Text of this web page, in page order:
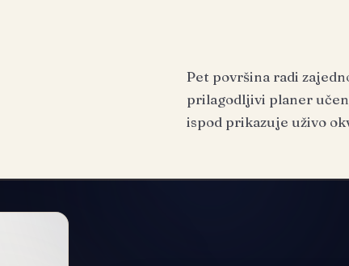
Pet površina radi
prilagodljivi planer
ispod prikazuje uživo